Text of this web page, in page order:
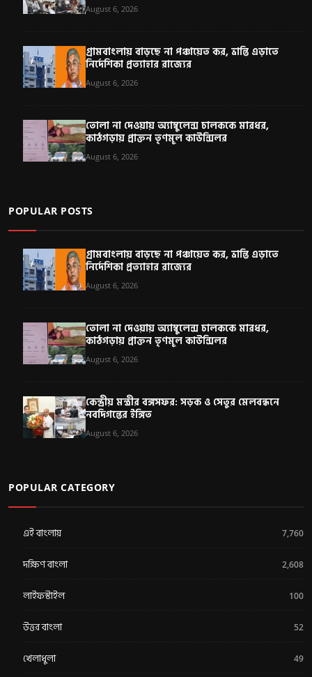
August 6, 2026
গ্রামবাংলায় বাড়ছে না পঞ্চায়েত কর, ভ্রান্তি এড়াতে
নির্দেশিকা প্রত্যাহার রাজ্যের
August 6, 2026
তোলা না দেওয়ায় অ্যাম্বুলেন্স চালককে মারধর,
কাঠগড়ায় প্রাক্তন তৃণমূল কাউন্সিলর
August 6, 2026
POPULAR POSTS
গ্রামবাংলায় বাড়ছে না পঞ্চায়েত কর, ভ্রান্তি এড়াতে
নির্দেশিকা প্রত্যাহার রাজ্যের
August 6, 2026
তোলা না দেওয়ায় অ্যাম্বুলেন্স চালককে মারধর,
কাঠগড়ায় প্রাক্তন তৃণমূল কাউন্সিলর
August 6, 2026
কেন্দ্রীয় মন্ত্রীর বঙ্গসফর: সড়ক ও সেতুর মেলবন্ধনে
নবদিগন্তের ইঙ্গিত
August 6, 2026
POPULAR CATEGORY
এই বাংলায় 7,760
দক্ষিণ বাংলা 2,608
লাইফস্টাইল 100
উত্তর বাংলা 52
খেলাধুলা 49